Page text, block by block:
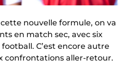
cette nouvelle formule, on va
en match sec, avec six
C’est encore autre
confrontations aller-retour.